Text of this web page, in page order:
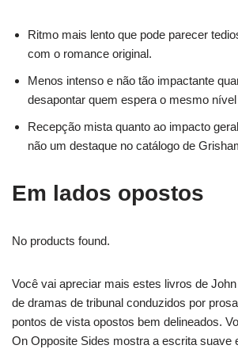
Ritmo mais lento que pode parecer
com o romance original.
Menos intenso e não tão impactante
desapontar quem espera o mesmo
Recepção mista quanto ao impacto
não um destaque no catálogo de
Em lados opostos
No products found.
Você vai apreciar mais estes livros de
de dramas de tribunal conduzidos por
pontos de vista opostos bem delineados.
On Opposite Sides mostra a escrita suave